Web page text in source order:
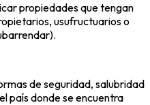
propiedades que tengan
usufructuarios o
de seguridad, salubridad
país donde se encuentra